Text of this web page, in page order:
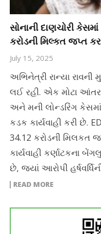
સોનાની દાણચોરી
કરોડની મિલ્કત જપ્ત
July 15, 2025
અભિનેત્રી રાન્યા
લઈ રહી. એક મોટા
અને મની લોન્ડરિંગ
કડક કાર્યવાહી કરી છે.
34.12 કરોડની મિલકત
કાર્યવાહી કર્ણાટકના
છે, જ્યાં આરોપી
READ MORE